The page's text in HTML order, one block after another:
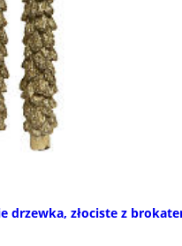
drzewka, złociste z